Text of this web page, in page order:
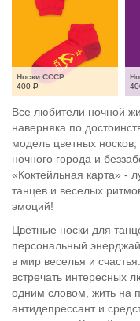
Носки СССР
400 Р
Все любители ночной
наверняка по
модель цветных
ночного города и
«Коктейльная карта» -
танцев и веселых
эмоций!
Цветные носки для
персональный
в мир веселья и
встречать интересных
одним словом, жить на
антидепрессант и